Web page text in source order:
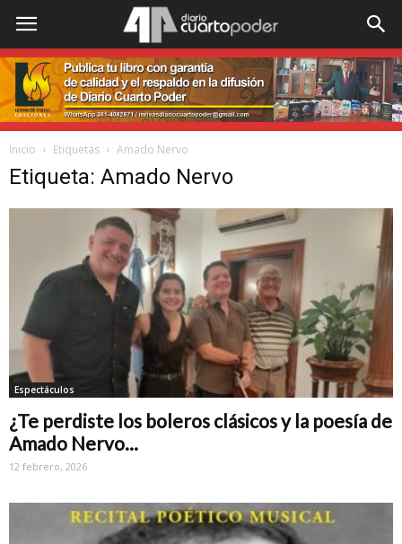
Inicio Etiquetas Amado Nervo
Etiqueta: Amado Nervo
Espectáculos
¿Te perdiste los boleros clásicos y la poesía de
Amado Nervo...
12 febrero, 2026